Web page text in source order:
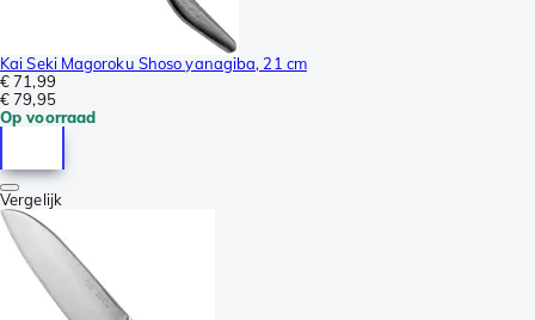
Kai Seki Magoroku Shoso yanagiba, 21 cm
€ 71,99
€ 79,95
Op voorraad
Vergelijk